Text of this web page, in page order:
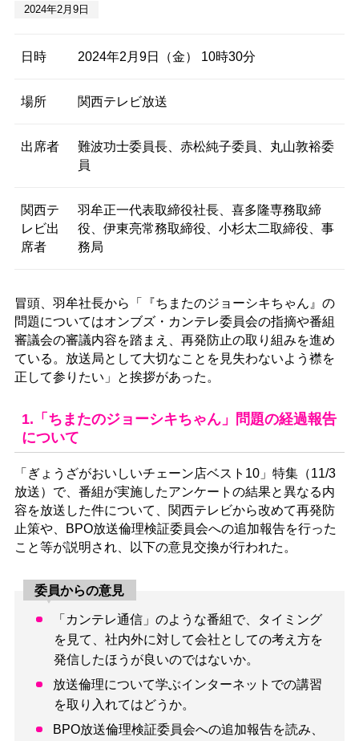
2024年2月9日
日時 2024年2月9日（金） 10時30分
場所 関西テレビ放送
出席者
難波功士委員長、赤松純子委員、丸山敦裕委
員
関西テ
レビ出
席者
羽牟正一代表取締役社長、喜多隆専務取締
役、伊東亮常務取締役、小杉太二取締役、事
務局
冒頭、羽牟社長から「『ちまたのジョーシキちゃん』の
問題についてはオンブズ・カンテレ委員会の指摘や番組
審議会の審議内容を踏まえ、再発防止の取り組みを進め
ている。放送局として大切なことを見失わないよう襟を
正して参りたい」と挨拶があった。
1.「ちまたのジョーシキちゃん」問題の経過報告
について
「ぎょうざがおいしいチェーン店ベスト10」特集（11/3
放送）で、番組が実施したアンケートの結果と異なる内
容を放送した件について、関西テレビから改めて再発防
止策や、BPO放送倫理検証委員会への追加報告を行った
こと等が説明され、以下の意見交換が行われた。
委員からの意見
「カンテレ通信」のような番組で、タイミング
を見て、社内外に対して会社としての考え方を
発信したほうが良いのではないか。
放送倫理について学ぶインターネットでの講習
を取り入れてはどうか。
BPO放送倫理検証委員会への追加報告を読み、